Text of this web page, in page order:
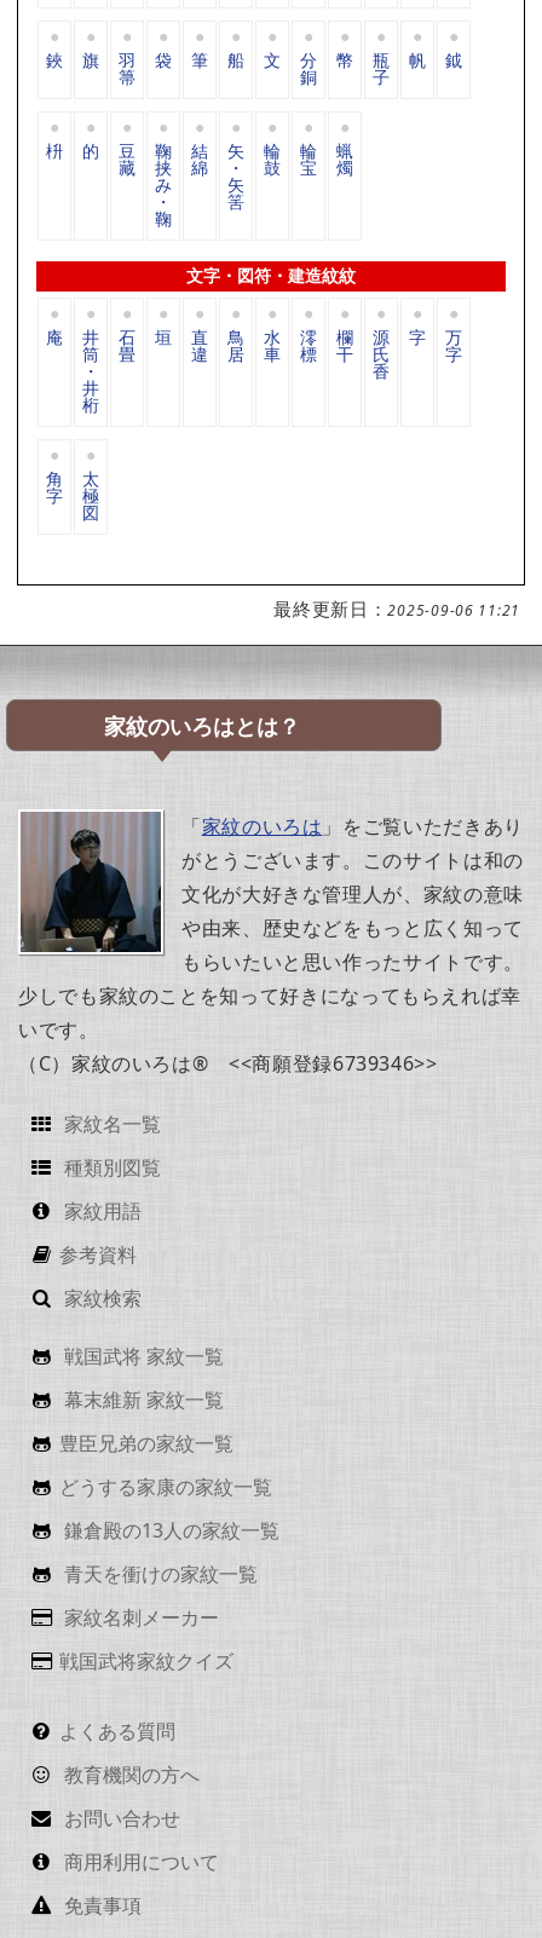
鋏 旗 羽
箒
袋 筆 船 文 分
銅
幣 瓶
子
帆 鉞
枡 的 豆
藏
鞠
挟
み
・
鞠
結
綿
矢
・
矢
筈
輪
鼓
輪
宝
蝋
燭
文字・図符・建造紋紋
庵 井
筒
・
井
桁
石
畳
垣 直
違
鳥
居
水
車
澪
標
欄
干
源
氏
香
字 万
字
角
字
太
極
図
最終更新日：2025-09-06 11:21
家紋のいろはとは？
「家紋のいろは 」をご覧いただきあり
がとうございます。このサイトは和の
文化が大好きな管理人が、家紋の意味
や由来、歴史などをもっと広く知って
もらいたいと思い作ったサイトです。
少しでも家紋のことを知って好きになってもらえれば幸
いです。
（C）家紋のいろは® <<商願登録6739346>>
家紋名一覧
種類別図覧
家紋用語
参考資料
家紋検索
戦国武将 家紋一覧
幕末維新 家紋一覧
豊臣兄弟の家紋一覧
どうする家康の家紋一覧
鎌倉殿の13人の家紋一覧
青天を衝けの家紋一覧
家紋名刺メーカー
戦国武将家紋クイズ
よくある質問
教育機関の方へ
お問い合わせ
商用利用について
免責事項